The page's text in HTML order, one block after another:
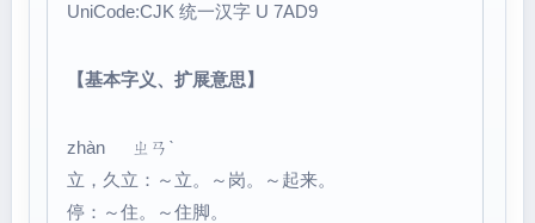
UniCode:CJK 统一汉字 U 7AD9
【基本字义、扩展意思】
zhàn ㄓㄢˋ
立，久立：～立。～岗。～起来。
停：～住。～住脚。